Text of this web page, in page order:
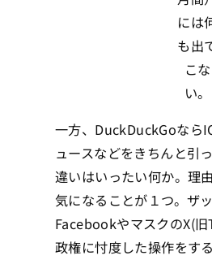
には
も出
こな
い。
一方、DuckDuckGoなら
ュースなどをきちんと引
違いはいったい何か。理
気になることが１つ。ザ
FacebookやマスクのX(
政権に忖度した操作をす